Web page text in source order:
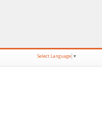
Select Language ▼